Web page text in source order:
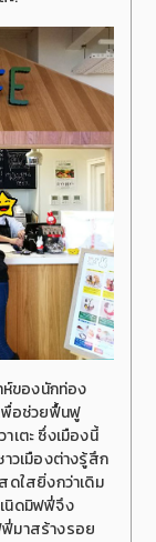
ห์ของนักท่อง
พื่อช่วยฟื้นฟู
เตะ ซึ่งเมืองนี้
วเมืองต่างรู้สึก
ดใสยิ่งกว่าเดิม
นิดมิฟฟี่จึง
มาสร้างรอย